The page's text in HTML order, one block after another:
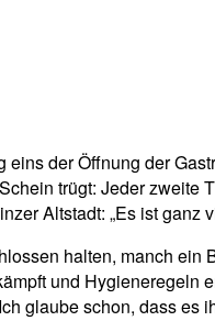
der Öffnung der
trügt: Jeder zweite
Altstadt: „Es ist ganz
halten, manch
und Hygieneregeln
glaube schon, dass es